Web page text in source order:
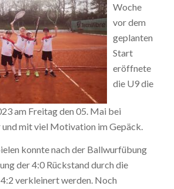
Woche
vor dem
geplanten
Start
eröffnete
die U9 die
am Freitag den 05. Mai bei
mit viel Motivation im Gepäck.
konnte nach der Ballwurfübung
der 4:0 Rückstand durch die
verkleinert werden. Noch